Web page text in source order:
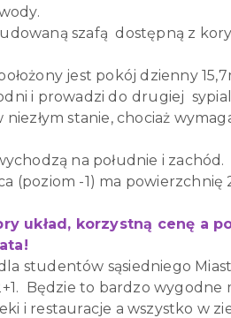
szafą dostępną z
jest pokój dzienny
i prowadzi do drugiej
stanie, chociaż
na południe i zachód.
(poziom -1) ma powierzchnię
układ, korzystną cenę a
studentów sąsiedniego
Będzie to bardzo wygodne
i restauracje a wszystko w